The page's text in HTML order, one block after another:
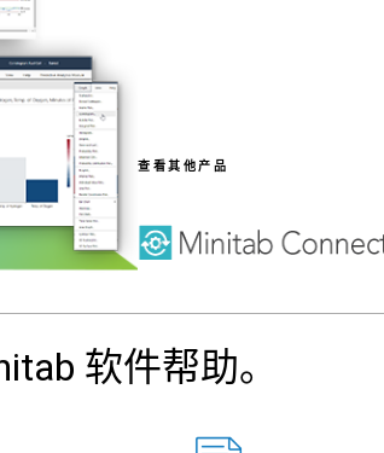
查看其他产品
软件帮助。